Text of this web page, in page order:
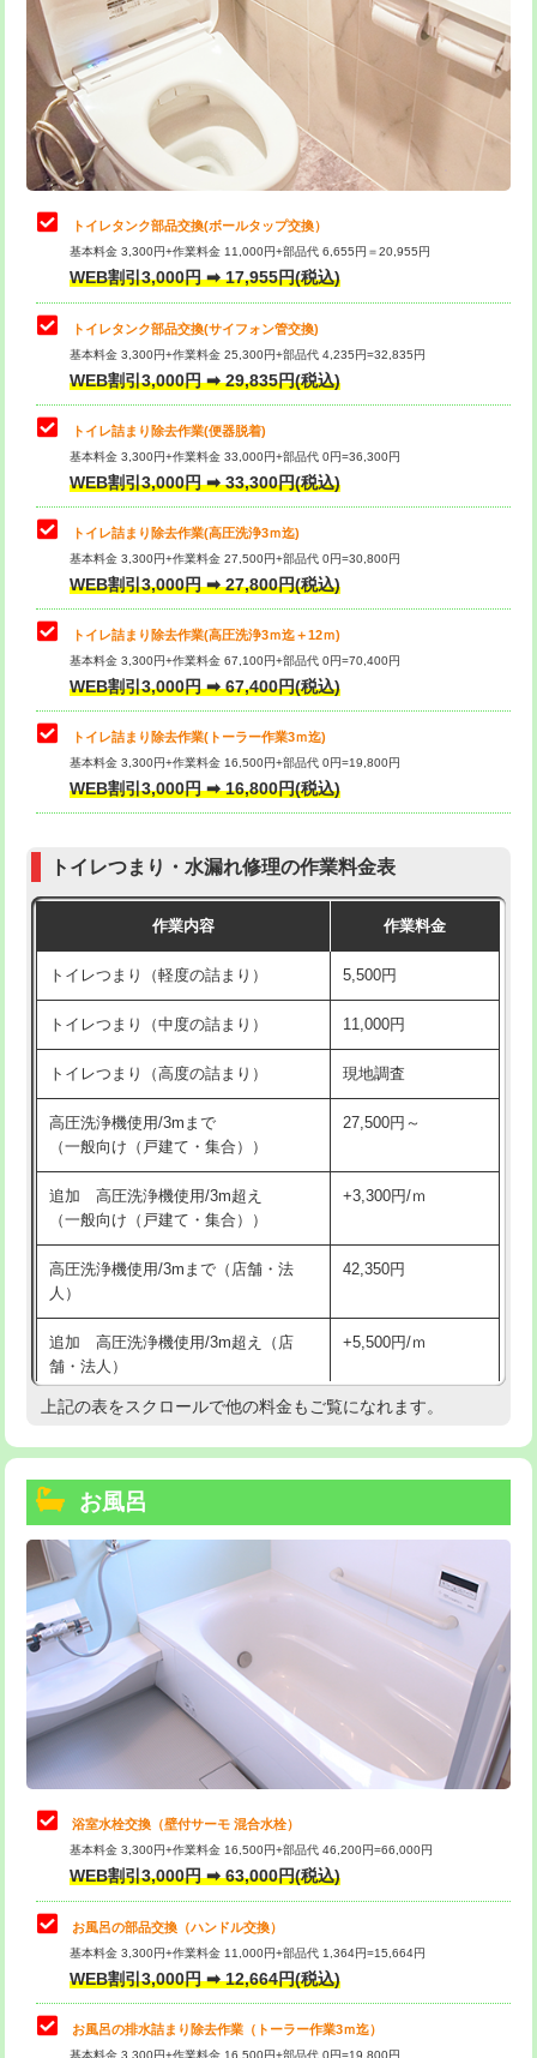
トイレタンク部品交換(ボールタップ交換）
基本料金 3,300円+作業料金 11,000円+部品代 6,655円＝20,955円
WEB割引3,000円 ➡ 17,955円(税込)
トイレタンク部品交換(サイフォン管交換)
基本料金 3,300円+作業料金 25,300円+部品代 4,235円=32,835円
WEB割引3,000円 ➡ 29,835円(税込)
トイレ詰まり除去作業(便器脱着)
基本料金 3,300円+作業料金 33,000円+部品代 0円=36,300円
WEB割引3,000円 ➡ 33,300円(税込)
トイレ詰まり除去作業(高圧洗浄3ｍ迄)
基本料金 3,300円+作業料金 27,500円+部品代 0円=30,800円
WEB割引3,000円 ➡ 27,800円(税込)
トイレ詰まり除去作業(高圧洗浄3ｍ迄＋12ｍ)
基本料金 3,300円+作業料金 67,100円+部品代 0円=70,400円
WEB割引3,000円 ➡ 67,400円(税込)
トイレ詰まり除去作業(トーラー作業3ｍ迄)
基本料金 3,300円+作業料金 16,500円+部品代 0円=19,800円
WEB割引3,000円 ➡ 16,800円(税込)
トイレつまり・水漏れ修理の作業料金表
作業内容 作業料金
トイレつまり（軽度の詰まり） 5,500円
トイレつまり（中度の詰まり） 11,000円
トイレつまり（高度の詰まり） 現地調査
高圧洗浄機使用/3mまで
（一般向け（戸建て・集合））
27,500円～
追加 高圧洗浄機使用/3m超え
（一般向け（戸建て・集合））
+3,300円/ｍ
高圧洗浄機使用/3mまで（店舗・法
人）
42,350円
追加 高圧洗浄機使用/3m超え（店
舗・法人）
+5,500円/ｍ
高度高圧洗浄換 現地調査
トーラー機使用/3mまで
追加トーラー機使用/3m超え
カメラ調査 33,000円
桝清掃 8,800円
止水・漏水調査・防水処理・清掃・修
理・調整・分解・加工など（軽作業）
止水・漏水調査・防水処理・清掃・修
理・調整・分解・加工など（中作業）
22,000円
止水・漏水調査・防水処理・清掃・修
理・調整・分解・加工など（重作業）
33,000円
トイレタンク脱着
トイレ便器脱着
タンクレストイレ脱着 33,000円
上記の表をスクロールで他の料金もご覧になれます。
お風呂
浴室水栓交換（壁付サーモ 混合水栓）
基本料金 3,300円+作業料金 16,500円+部品代 46,200円=66,000円
WEB割引3,000円 ➡ 63,000円(税込)
お風呂の部品交換（ハンドル交換）
基本料金 3,300円+作業料金 11,000円+部品代 1,364円=15,664円
WEB割引3,000円 ➡ 12,664円(税込)
お風呂の排水詰まり除去作業（トーラー作業3ｍ迄）
基本料金 3,300円+作業料金 16,500円+部品代 0円=19,800円